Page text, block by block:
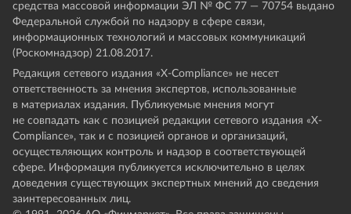
средства массовой информации ЭЛ № ФС 77 — 70754 выдано
Федеральной службой по надзору в сфере связи,
информационных технологий и массовых коммуникаций
(Роскомнадзор) 21.08.2017.
Редакция сетевого издания «X-Compliance» не несет
ответственность за мнения экспертов, использованные
в материалах издания. Публикуемые мнения могут
не совпадать как с позицией редакции сетевого издания «X-
Compliance», так и с позицией органов и организаций,
осуществляющих контроль и надзор в соответствующей
сфере. Информация публикуется исключительно в целях
доведения существующих экспертных мнений до сведения
заинтересованных лиц.